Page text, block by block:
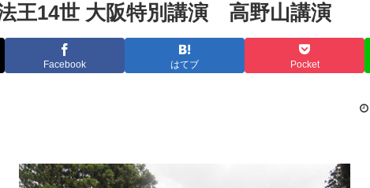
王14世 大阪特別講演 高野山講演
Facebook はてブ Pocket